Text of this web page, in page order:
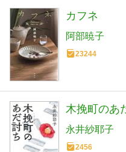
カフネ
阿部暁子
23244
木挽町のあ
永井紗耶子
2456